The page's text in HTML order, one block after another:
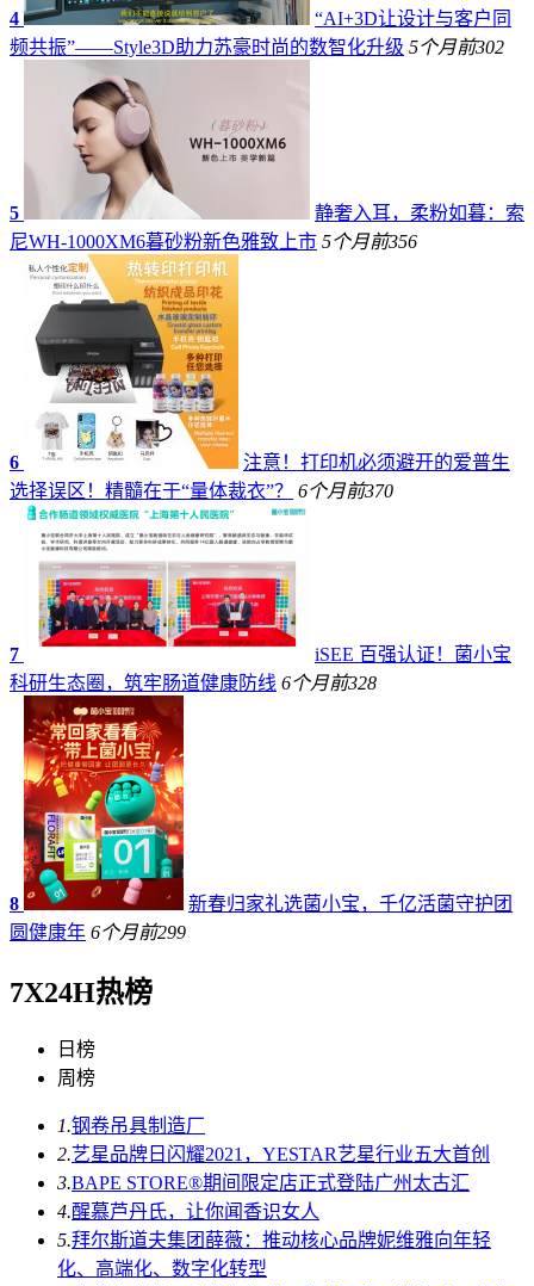
4
“AI+3D让设计与客户同
频共振”——Style3D助力苏豪时尚的数智化升级 5个月前302
5
静奢入耳，柔粉如暮：索
尼WH-1000XM6暮砂粉新色雅致上市 5个月前356
6
注意！打印机必须避开的爱普生
选择误区！精髓在于“量体裁衣”？
6个月前370
7
iSEE 百强认证！菌小宝
科研生态圈，筑牢肠道健康防线 6个月前328
8
新春归家礼选菌小宝，千亿活菌守护团
圆健康年 6个月前299
7X24H热榜
日榜
周榜
1.钢卷吊具制造厂
2.艺星品牌日闪耀2021，YESTAR艺星行业五大首创
3.BAPE STORE®期间限定店正式登陆广州太古汇
4.醒慕芦丹氏，让你闻香识女人
5.拜尔斯道夫集团薛薇：推动核心品牌妮维雅向年轻
化、高端化、数字化转型